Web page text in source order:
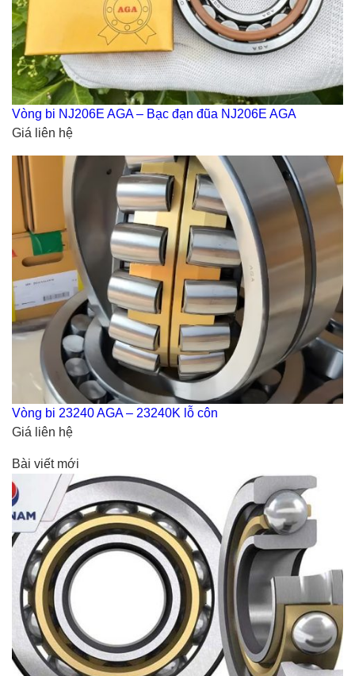
Vòng bi NJ206E AGA – Bạc đạn đũa NJ206E AGA
Giá liên hệ
Vòng bi 23240 AGA – 23240K lỗ côn
Giá liên hệ
Bài viết mới